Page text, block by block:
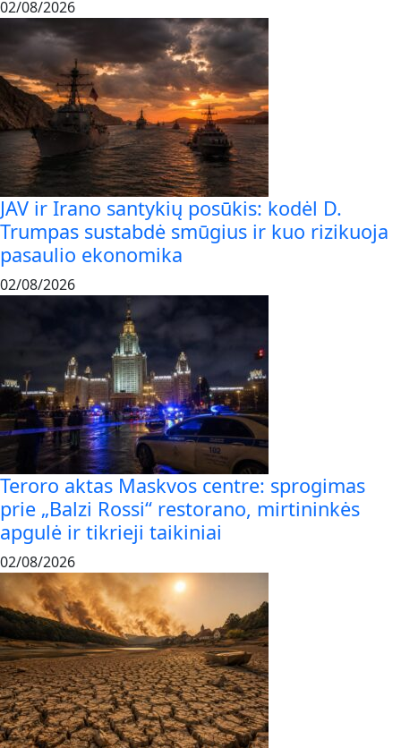
02/08/2026
JAV ir Irano santykių posūkis: kodėl D.
Trumpas sustabdė smūgius ir kuo rizikuoja
pasaulio ekonomika
02/08/2026
Teroro aktas Maskvos centre: sprogimas
prie „Balzi Rossi“ restorano, mirtininkės
apgulė ir tikrieji taikiniai
02/08/2026